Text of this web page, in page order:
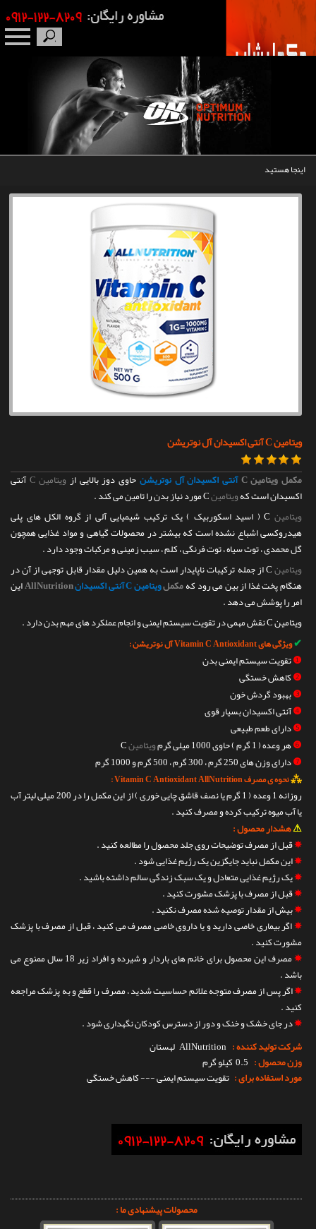
اینجا هستید
ویتامین C آنتی اکسیدان آل نوتریشن
مکملویتامین C آنتی اکسیدان آل نوتریشنحاوی دوز بالایی از ویتامین C
آنتی
اکسیدان است کهویتامین
ویتامین C ( اسید اسکوربیک ) یک ترکیب شیمیایی آلی از گروه الکل های پلی
هیدروکسی اشباع نشده است که بیشتر در محصولات گیاهی و مواد غذایی همچون
گل محمدی ، توت سیاه ، توت فرنگی ، کلم ، سیب زمینی و مرکبات وجود دارد .
ویتامین C از جمله ترکیبات ناپایدار است به همین دلیل مقدار قابل توجهی از آن در
هنگام پخت غذا از بین می رود کهمکملویتامین C آنتی اکسیدان AllNutritionاین
امر را پوشش می دهد .
ویتامین C نقش مهمی در تقویت سیستم ایمنی و انجام عملکرد های مهم بدن دارد .
✔ویژگی های Vitamin C Antioxidant آل نوتریشن :
❶تقویت سیستم ایمنی بدن
❷کاهش خستگی
❸بهبود گردش خون
❹آنتی اکسیدان بسیار قوی
❺دارای طعم طبیعی
❻هر وعده ( 1 گرم ) حاوی 1000 میلی گرم ویتامین
❼دارای وزن های 250 گرم ، 300 گرم ، 500 گرم و 1000 گرم
⁂نحوه ی مصرف Vitamin C Antioxidant AllNutrition :
روزانه 1 وعده ( 1 گرم یا نصف قاشق چایی خوری ) از این مکمل را در 200 میلی لیتر آب
یا آب میوه ترکیب کرده و مصرف کنید .
⚠هشدار محصول :
✵قبل از مصرف توضیحات روی جلد محصول را مطالعه کنید .
✵این مکمل نباید جایگزین یک رژیم غذایی شود .
✵یک رژیم غذایی متعادل و یک سبک زندگی سالم داشته باشید .
✵قبل از مصرف با پزشک مشورت کنید .
✵بیش از مقدار توصیه شده مصرف نکنید .
✵اگر بیماری خاصی دارید و یا داروی خاصی مصرف می کنید ، قبل از مصرف با پزشک
مشورت کنید .
✵
مصرف این محصول برای خانم های باردار و شیرده و افراد زیر 18 سال ممنوع می
باشد .
✵اگر پس از مصرف متوجه علائم حساسیت شدید ، مصرف را قطع و به پزشک مراجعه
کنید .
✵در جای خشک و خنک و دور از دسترس کودکان نگهداری شود .
شرکت تولید کننده : AllNutrition لهستان
وزن محصول : 0.5 کیلو گرم
مورد استفاده برای : تقویت سیستم ایمنی --- کاهش خستگی
محصولات پیشنهادی ما :